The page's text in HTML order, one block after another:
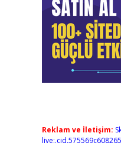
Reklam ve İletişim: